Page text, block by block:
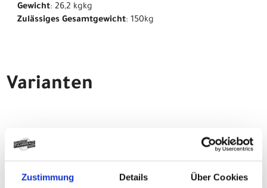
Zustimmung Details Über Cookies
Gewicht: 26,2 kgkg
Zulässiges Gesamtgewicht: 150kg
Varianten
CENTURION No Pogo R1000
L 29"/27.5" 44cm
Electrolime satin